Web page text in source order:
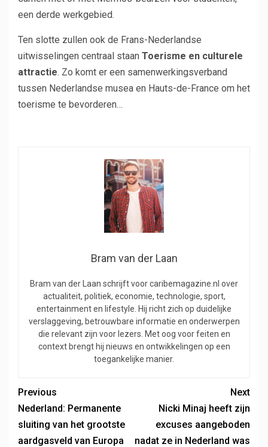
een derde werkgebied.
Ten slotte zullen ook de Frans-Nederlandse
uitwisselingen centraal staan Toerisme en culturele
attractie. Zo komt er een samenwerkingsverband
tussen Nederlandse musea en Hauts-de-France om het
toerisme te bevorderen…
Bram van der Laan
Bram van der Laan schrijft voor caribemagazine.nl over
actualiteit, politiek, economie, technologie, sport,
entertainment en lifestyle. Hij richt zich op duidelijke
verslaggeving, betrouwbare informatie en onderwerpen
die relevant zijn voor lezers. Met oog voor feiten en
context brengt hij nieuws en ontwikkelingen op een
toegankelijke manier.
Previous
Nederland: Permanente
sluiting van het grootste
aardgasveld van Europa
Next
Nicki Minaj heeft zijn
excuses aangeboden
nadat ze in Nederland was